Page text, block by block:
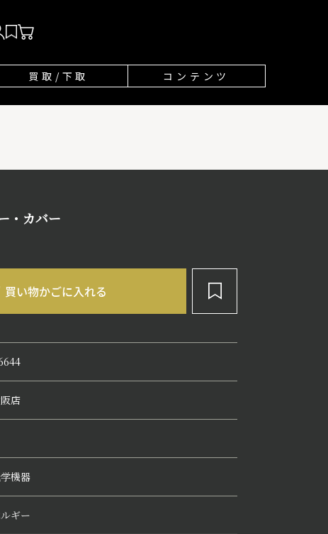
買取/下取 コンテンツ
・カバー
店
機器
ギー